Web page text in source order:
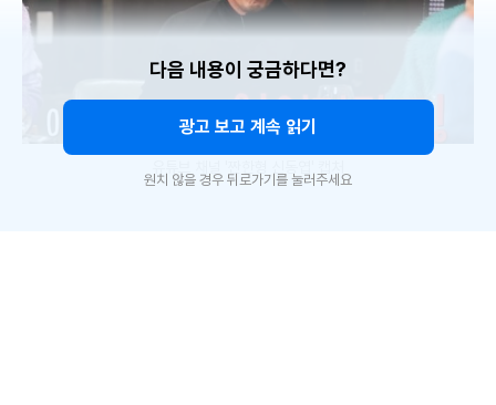
다음 내용이 궁금하다면?
광고 보고 계속 읽기
원치 않을 경우 뒤로가기를 눌러주세요